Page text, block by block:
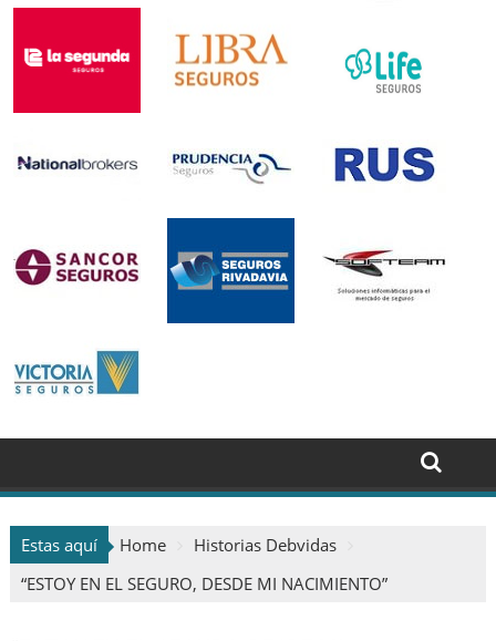
Estas aquí Home
Historias Debvidas
“ESTOY EN EL SEGURO, DESDE MI NACIMIENTO”